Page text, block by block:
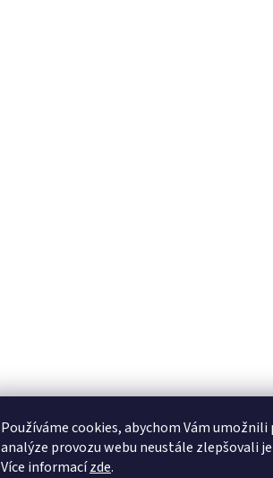
Používáme cookies, abychom Vám
analýze provozu webu neustále zlepšovali
Více informacízde.